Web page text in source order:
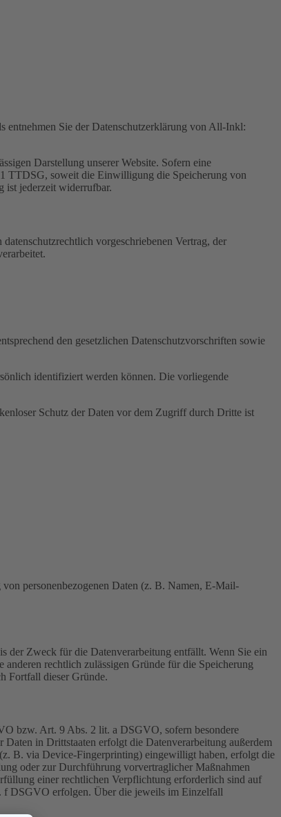
Sie der Datenschutzerklärung von All-Inkl:
Darstellung unserer Website. Sofern eine
TTDSG, soweit die Einwilligung die Speicherung von
ist jederzeit widerrufbar.
vorgeschriebenen Vertrag, der
den gesetzlichen Datenschutzvorschriften sowie
identifiziert werden können. Die vorliegende
Schutz der Daten vor dem Zugriff durch Dritte ist
personenbezogenen Daten (z. B. Namen, E-Mail-
der Zweck für die Datenverarbeitung entfällt. Wenn Sie ein
rechtlich zulässigen Gründe für die Speicherung
Fortfall dieser Gründe.
bzw. Art. 9 Abs. 2 lit. a DSGVO, sofern besondere
in Drittstaaten erfolgt die Datenverarbeitung außerdem
B. via Device-Fingerprinting) eingewilligt haben, erfolgt die
oder zur Durchführung vorvertraglicher Maßnahmen
einer rechtlichen Verpflichtung erforderlich sind auf
f DSGVO erfolgen. Über die jeweils im Einzelfall